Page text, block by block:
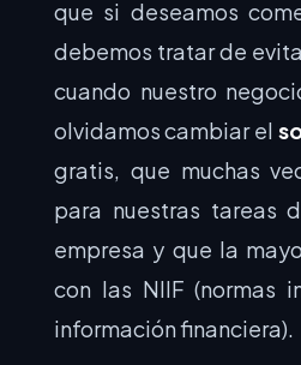
que si deseamos
debemos tratar de
cuando nuestro
olvidamos cambiar el
gratis, que muchas
para nuestras tareas
empresa y que la
con las NIIF (normas
información financiera).